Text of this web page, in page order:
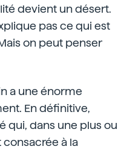
devient un désert.
pas ce qui est
on peut penser
a une énorme
En définitive,
qui, dans une plus ou
à la